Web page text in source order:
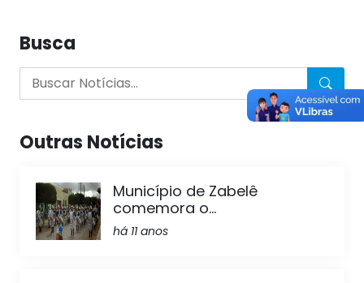
Busca
Outras Notícias
Município de Zabelê
comemora o...
há 11 anos